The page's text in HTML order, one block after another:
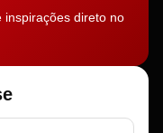
inspirações direto no